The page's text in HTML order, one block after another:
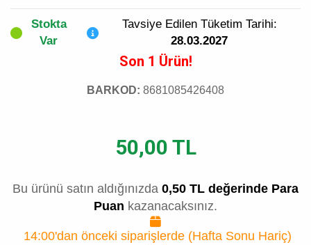
Stokta
Var
Tavsiye Edilen Tüketim Tarihi:
28.03.2027
Son 1 Ürün!
BARKOD: 8681085426408
50,00 TL
Bu ürünü satın aldığınızda 0,50 TL değerinde Para
Puan kazanacaksınız.
14:00'dan önceki siparişlerde (Hafta Sonu Hariç)